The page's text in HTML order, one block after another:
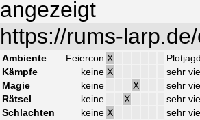
angezeigt
https://rums-
Ambiente Feiercon X
Kämpfe
keine X
sehr
Magie
keine X
sehr
Rätsel
keine X
sehr
Schlachten
keine X
sehr